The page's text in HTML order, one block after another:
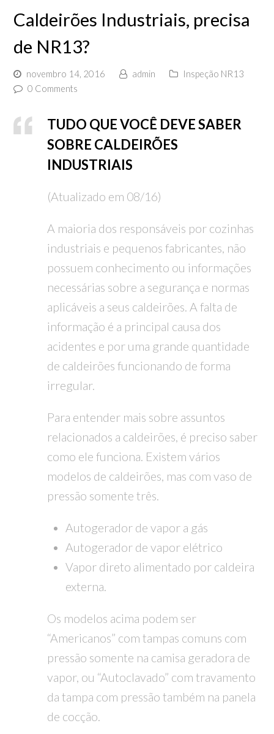
Caldeirões Industriais, precisa
de NR13?
novembro 14, 2016 admin
Inspeção NR13
0 Comments
TUDO QUE VOCÊ DEVE SABER
SOBRE CALDEIRÕES
INDUSTRIAIS
(Atualizado em 08/16)
A maioria dos responsáveis por cozinhas
industriais e pequenos fabricantes, não
possuem conhecimento ou informações
necessárias sobre a segurança e normas
aplicáveis a seus caldeirões. A falta de
informação é a principal causa dos
acidentes e por uma grande quantidade
de caldeirões funcionando de forma
irregular.
Para entender mais sobre assuntos
relacionados a caldeirões, é preciso saber
como ele funciona. Existem vários
modelos de caldeirões, mas com vaso de
pressão somente três.
Autogerador de vapor a gás
Autogerador de vapor elétrico
Vapor direto alimentado por caldeira
externa.
Os modelos acima podem ser
“Americanos” com tampas comuns com
pressão somente na camisa geradora de
vapor, ou “Autoclavado” com travamento
da tampa com pressão também na panela
de cocção.